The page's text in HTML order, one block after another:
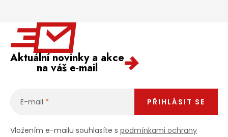
Aktuální novinky a akce
na váš e-mail
E-mail
Vložením e-mailu souhlasíte s podmínkami ochrany
PŘIHLÁSIT SE